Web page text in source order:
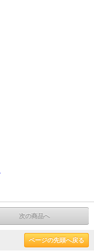
次の商品へ
ページの先頭へ戻る